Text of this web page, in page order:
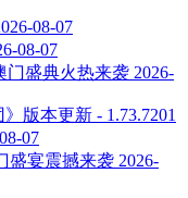
08-07
08-07
门盛典火热来袭 2026-
版本更新 - 1.73.7201
07
盛宴震撼来袭 2026-